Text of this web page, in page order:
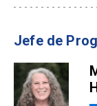
Jefe de